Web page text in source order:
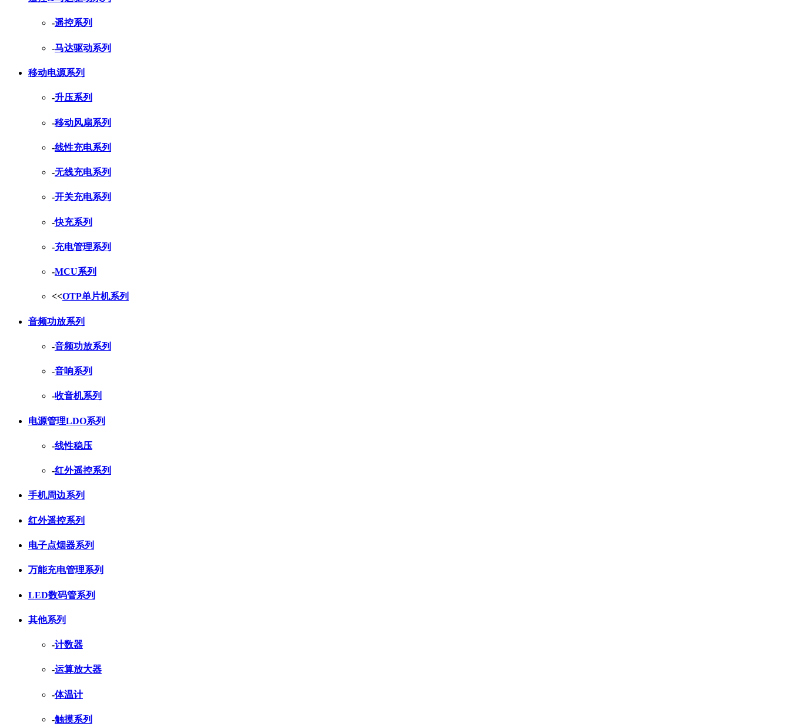
-遥控系列
-马达驱动系列
移动电源系列
-升压系列
-移动风扇系列
-线性充电系列
-无线充电系列
-开关充电系列
-快充系列
-充电管理系列
-MCU系列
<<OTP单片机系列
音频功放系列
-音频功放系列
-音响系列
-收音机系列
电源管理LDO系列
-线性稳压
-红外遥控系列
手机周边系列
红外遥控系列
电子点烟器系列
万能充电管理系列
LED数码管系列
其他系列
-计数器
-运算放大器
-体温计
-触摸系列